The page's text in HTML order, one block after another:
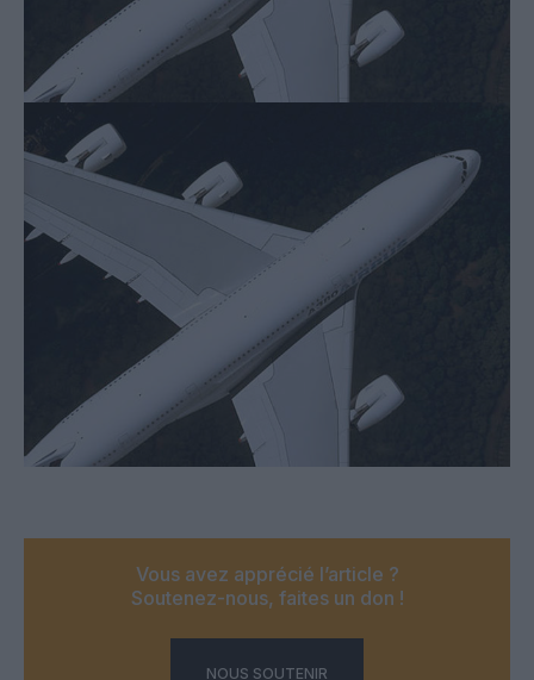
Vous avez apprécié l’article ?
Soutenez-nous, faites un don !
NOUS SOUTENIR